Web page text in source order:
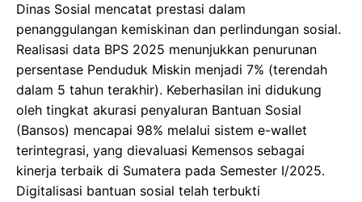
​Dinas Sosial mencatat prestasi dalam
penanggulangan kemiskinan dan perlindungan sosial.
Realisasi data BPS 2025 menunjukkan penurunan
persentase Penduduk Miskin menjadi 7% (terendah
dalam 5 tahun terakhir). Keberhasilan ini didukung
oleh tingkat akurasi penyaluran Bantuan Sosial
(Bansos) mencapai 98% melalui sistem e-wallet
terintegrasi, yang dievaluasi Kemensos sebagai
kinerja terbaik di Sumatera pada Semester I/2025.
Digitalisasi bantuan sosial telah terbukti